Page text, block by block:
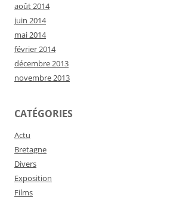
août 2014
juin 2014
mai 2014
février 2014
décembre 2013
novembre 2013
CATÉGORIES
Actu
Bretagne
Divers
Exposition
Films